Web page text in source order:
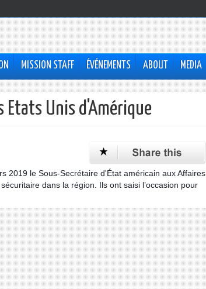
MISSION STAFF ÉVÉNEMENTS ABOUT MEDIA
Etats Unis d'Amérique
2019 le Sous-Secrétaire d'État américain aux Affaires
dans la région. Ils ont saisi l’occasion pour